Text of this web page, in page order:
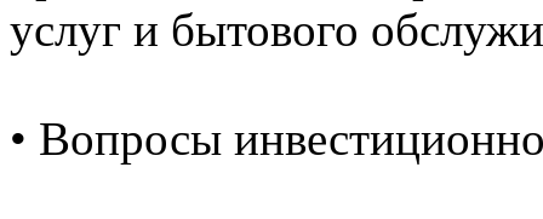
услуг и бытового
• Вопросы